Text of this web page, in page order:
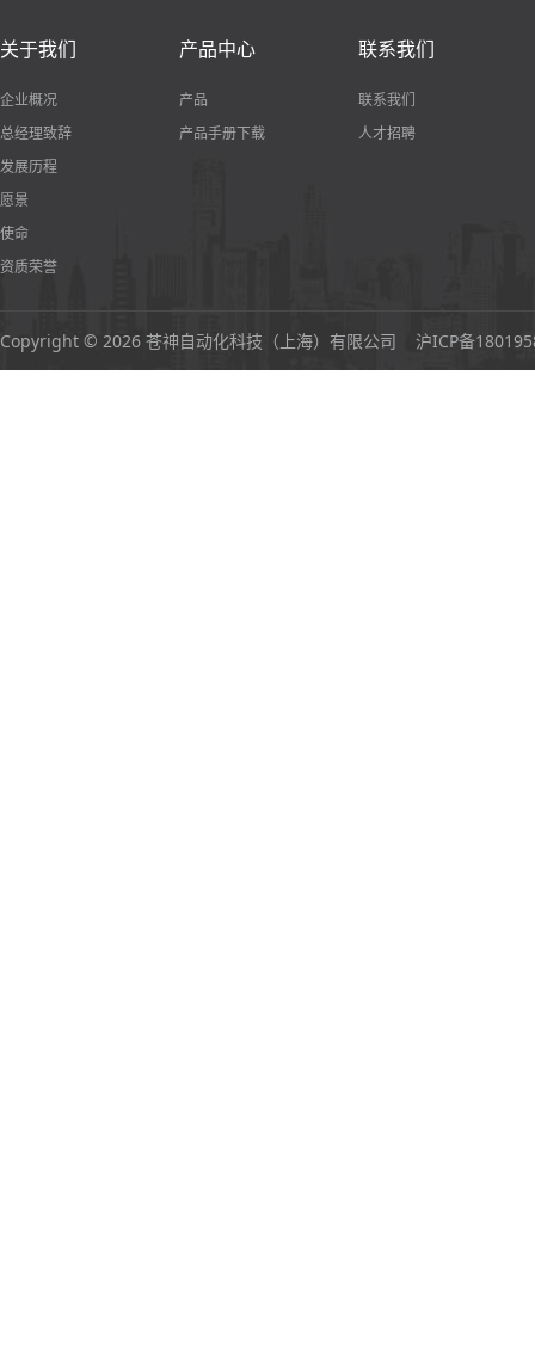
关于我们
企业概况
总经理致辞
发展历程
愿景
使命
资质荣誉
产品中心
产品
产品手册下载
联系我们
联系我们
人才招聘
Copyright © 2026 苍神自动化科技（上海）有限公司 沪ICP备